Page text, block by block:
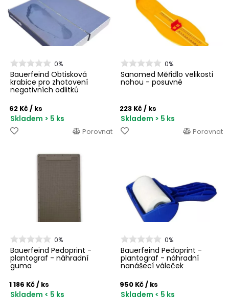
0%
Bauerfeind Obtisková
krabice pro zhotovení
negativních odlitků
chodidel
62 Kč/ ks
Skladem > 5 ks
Porovnat
0%
Sanomed Měřidlo velikosti
nohou - posuvné
223 Kč/ ks
Skladem > 5 ks
Porovnat
0%
Bauerfeind Pedoprint -
plantograf - náhradní
guma
1 186 Kč/ ks
Skladem < 5 ks
0%
Bauerfeind Pedoprint -
plantograf - náhradní
nanášecí váleček
950 Kč/ ks
Skladem < 5 ks